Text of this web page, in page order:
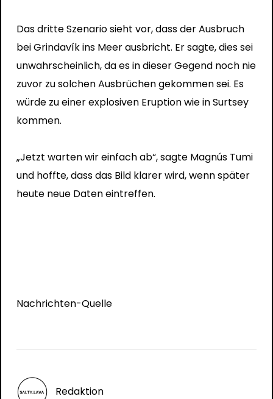
Das dritte Szenario sieht vor, dass der Ausbruch
bei Grindavík ins Meer ausbricht. Er sagte, dies sei
unwahrscheinlich, da es in dieser Gegend noch nie
zuvor zu solchen Ausbrüchen gekommen sei. Es
würde zu einer explosiven Eruption wie in Surtsey
kommen.
„Jetzt warten wir einfach ab“, sagte Magnús Tumi
und hoffte, dass das Bild klarer wird, wenn später
heute neue Daten eintreffen.
Nachrichten-Quelle
Redaktion